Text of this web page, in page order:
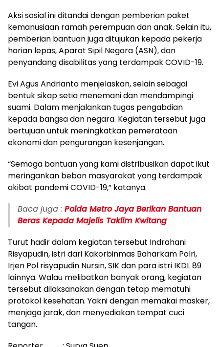
Aksi sosial ini ditandai dengan pemberian paket
kemanusiaan ramah perempuan dan anak. Selain itu,
pemberian bantuan juga ditujukan kepada pekerja
harian lepas, Aparat Sipil Negara (ASN), dan
penyandang disabilitas yang terdampak COVID-19.
Evi Agus Andrianto menjelaskan, selain sebagai
bentuk sikap setia menemani dan mendampingi
suami. Dalam menjalankan tugas pengabdian
kepada bangsa dan negara. Kegiatan tersebut juga
bertujuan untuk meningkatkan pemerataan
ekonomi dan pengurangan kesenjangan.
“Semoga bantuan yang kami distribusikan dapat ikut
meringankan beban masyarakat yang terdampak
akibat pandemi COVID-19,” katanya.
Baca juga : Polda Metro Jaya Berikan Bantuan
Beras Kepada Majelis Taklim Kwitang
Turut hadir dalam kegiatan tersebut Indrahani
Risyapudin, istri dari Kakorbinmas Baharkam Polri,
Irjen Pol risyapudin Nursin, SIK dan para istri IKDL 89
lainnya. Walau melibatkan banyak orang, kegiatan
tersebut dilaksanakan dengan tetap mematuhi
protokol kesehatan. Yakni dengan memakai masker,
menjaga jarak, dan menyediakan tempat cuci
tangan.